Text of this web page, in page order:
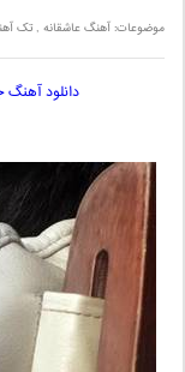
موضوعات:آهنگ عاشقانه ,تک
دانلود آهنگ